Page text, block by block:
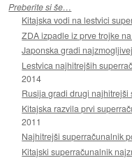
Preberite si še…
Kitajska vodi na lestvici
ZDA izpadle iz prve trojke
Japonska gradi
Lestvica najhitrejših
2014
Rusija gradi drugi najhitrejši
Kitajska razvila prvi
2011
Najhitrejši superračunalnik
Kitajski superračunalnik